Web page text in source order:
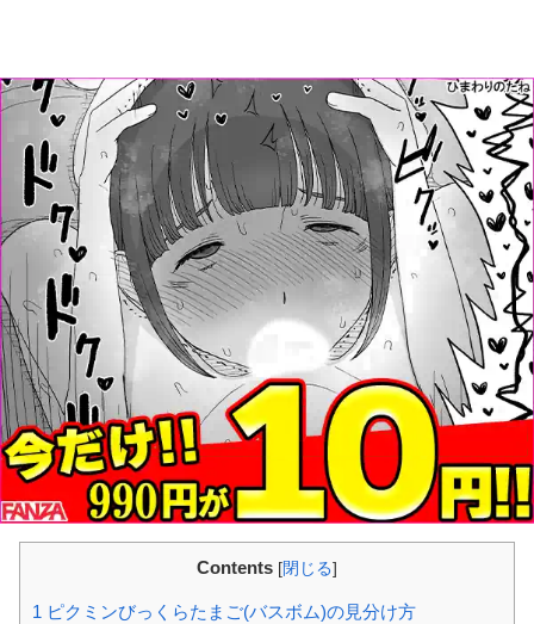
Contents [閉じる]
1 ピクミンびっくらたまご(バスボム)の見分け方